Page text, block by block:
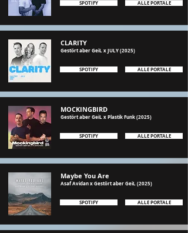
SPOTIFY ALLE PORTALE
CLARITY
Gestört aber GeiL x JULY (2025)
SPOTIFY ALLE PORTALE
MOCKINGBIRD
Gestört aber GeiL x Plastik Funk (2025)
SPOTIFY ALLE PORTALE
Maybe You Are
Asaf Avidan x Gestört aber GeiL (2025)
SPOTIFY ALLE PORTALE